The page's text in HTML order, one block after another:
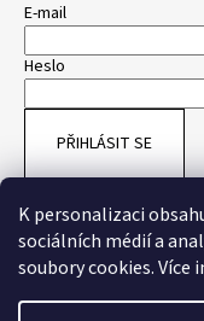
K personalizaci
sociálních médií a
soubory cookies. Více
E-mail
Heslo
PŘIHLÁSIT SE
Copyright 2026